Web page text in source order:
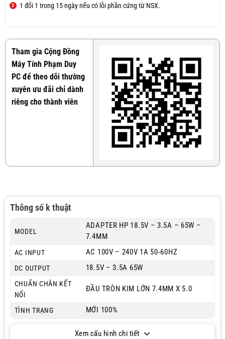
1 đổi 1 trong 15 ngày nếu có lỗi phần cứng từ NSX.
Tham gia Cộng Đồng
Máy Tính Phạm Duy
PC để theo dõi thường
xuyên ưu đãi chỉ dành
riêng cho thành viên
Thông số k thuật
MODEL
ADAPTER HP 18.5V – 3.5A – 65W –
7.4MM
AC INPUT AC 100V – 240V 1A 50-60HZ
DC OUTPUT 18.5V – 3.5A 65W
CHUẨN CHÂN KẾT
NỐI
ĐẦU TRÒN KIM LỚN 7.4MM X 5.0
TÌNH TRẠNG MỚI 100%
Xem cấu hình chi tiết